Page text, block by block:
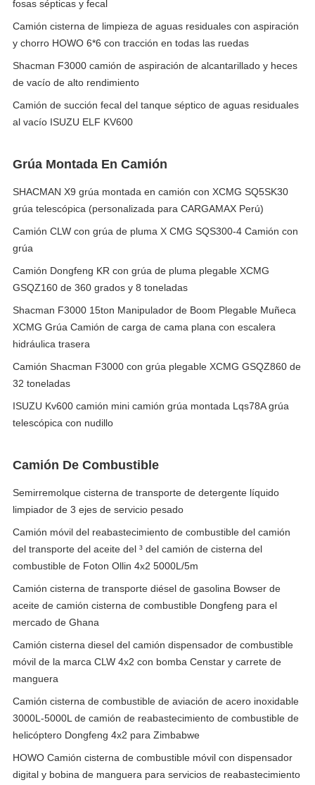
fosas sépticas y fecal
Camión cisterna de limpieza de aguas residuales con aspiración
y chorro HOWO 6*6 con tracción en todas las ruedas
Shacman F3000 camión de aspiración de alcantarillado y heces
de vacío de alto rendimiento
Camión de succión fecal del tanque séptico de aguas residuales
al vacío ISUZU ELF KV600
Grúa Montada En Camión
SHACMAN X9 grúa montada en camión con XCMG SQ5SK30
grúa telescópica (personalizada para CARGAMAX Perú)
Camión CLW con grúa de pluma X CMG SQS300-4 Camión con
grúa
Camión Dongfeng KR con grúa de pluma plegable XCMG
GSQZ160 de 360 grados y 8 toneladas
Shacman F3000 15ton Manipulador de Boom Plegable Muñeca
XCMG Grúa Camión de carga de cama plana con escalera
hidráulica trasera
Camión Shacman F3000 con grúa plegable XCMG GSQZ860 de
32 toneladas
ISUZU Kv600 camión mini camión grúa montada Lqs78A grúa
telescópica con nudillo
Camión De Combustible
Semirremolque cisterna de transporte de detergente líquido
limpiador de 3 ejes de servicio pesado
Camión móvil del reabastecimiento de combustible del camión
del transporte del aceite del ³ del camión de cisterna del
combustible de Foton Ollin 4x2 5000L/5m
Camión cisterna de transporte diésel de gasolina Bowser de
aceite de camión cisterna de combustible Dongfeng para el
mercado de Ghana
Camión cisterna diesel del camión dispensador de combustible
móvil de la marca CLW 4x2 con bomba Censtar y carrete de
manguera
Camión cisterna de combustible de aviación de acero inoxidable
3000L-5000L de camión de reabastecimiento de combustible de
helicóptero Dongfeng 4x2 para Zimbabwe
HOWO Camión cisterna de combustible móvil con dispensador
digital y bobina de manguera para servicios de reabastecimiento